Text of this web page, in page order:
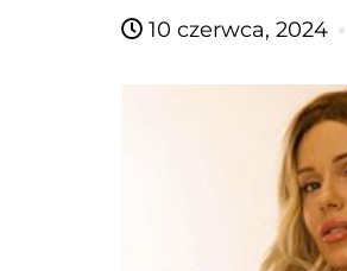
10 czerwca, 2024